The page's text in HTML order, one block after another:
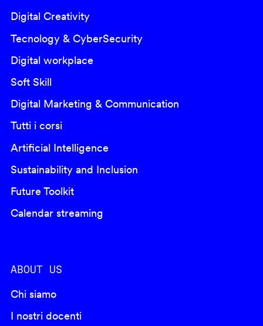
Digital Creativity
Tecnology & CyberSecurity
Digital workplace
Soft Skill
Digital Marketing & Communication
Tutti i corsi
Artificial Intelligence
Sustainability and Inclusion
Future Toolkit
Calendar streaming
ABOUT US
Chi siamo
I nostri docenti